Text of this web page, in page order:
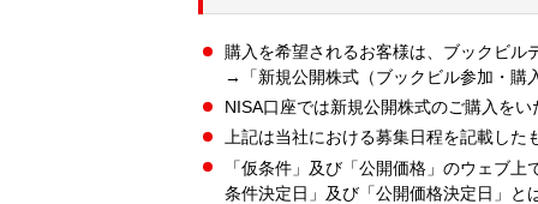
購入を希望されるお客様は、ブックビ
→「新規公開株式（ブックビル参加・購
NISA口座では新規公開株式のご購入を
上記は当社における募集日程を記載した
「仮条件」及び「公開価格」のウェブ
条件決定日」及び「公開価格決定日」と